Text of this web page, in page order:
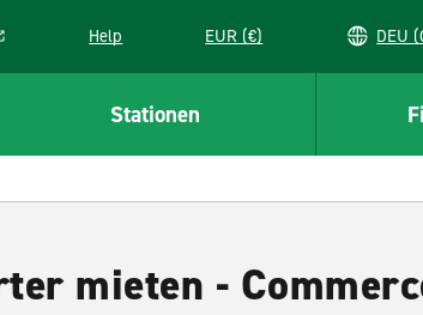
in a new window
Help EUR (€)
Stationen
mieten -